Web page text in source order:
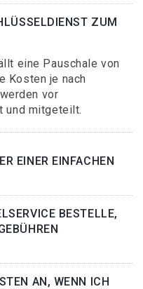
ZUM
eine Pauschale von
Kosten je nach
vor
und mitgeteilt.
EINER EINFACHEN
BESTELLE,
AN, WENN ICH